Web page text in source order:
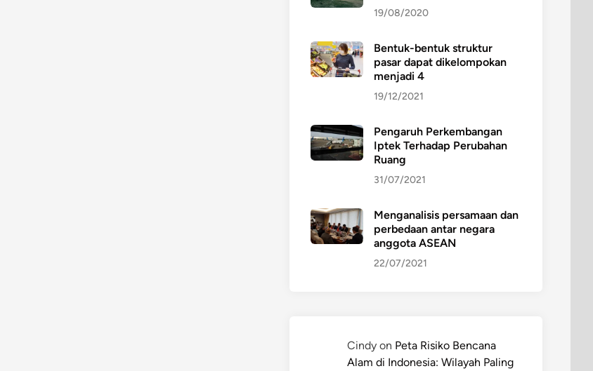
19/08/2020
Bentuk-bentuk struktur
pasar dapat dikelompokan
menjadi 4
19/12/2021
Pengaruh Perkembangan
Iptek Terhadap Perubahan
Ruang
31/07/2021
Menganalisis persamaan dan
perbedaan antar negara
anggota ASEAN
22/07/2021
Cindy on Peta Risiko Bencana
Alam di Indonesia: Wilayah Paling